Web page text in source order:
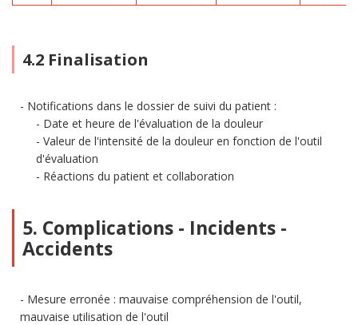
4.2 Finalisation
Notifications dans le dossier de suivi du patient :
Date et heure de l'évaluation de la douleur
Valeur de l'intensité de la douleur en fonction de l'outil
d'évaluation
Réactions du patient et collaboration
5. Complications - Incidents -
Accidents
Mesure erronée : mauvaise compréhension de l'outil,
mauvaise utilisation de l'outil